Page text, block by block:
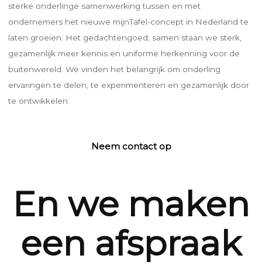
sterke onderlinge samenwerking tussen en met
ondernemers het nieuwe mijnTafel-concept in Nederland te
laten groeien. Het gedachtengoed; samen staan we sterk,
gezamenlijk meer kennis en uniforme herkenning voor de
buitenwereld. We vinden het belangrijk om onderling
ervaringen te delen, te experimenteren en gezamenlijk door
te ontwikkelen.
Neem contact op
En we maken
een afspraak